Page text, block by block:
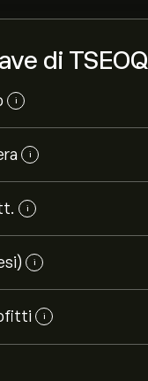
di TSEOQ
i
i
i
i
i